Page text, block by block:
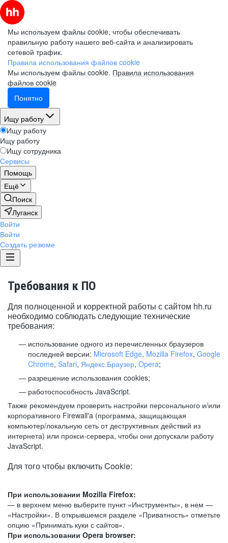
Мы используем файлы cookie, чтобы обеспечивать
правильную работу нашего веб-сайта и анализировать
сетевой трафик.
Правила использования файлов cookie
Мы используем файлы cookie. Правила использования
файлов cookie
Понятно
Ищу работу
Ищу работу
Ищу работу
Ищу сотрудника
Сервисы
Помощь
Ещё
Поиск
Луганск
Войти
Войти
Создать резюме
Требования к ПО
Для полноценной и корректной работы с сайтом hh.ru
необходимо соблюдать следующие технические
требования:
использование одного из перечисленных браузеров
последней версии: Microsoft Edge, Mozilla Firefox, Google
Chrome, Safari, Яндекс.Браузер, Opera;
разрешение использования cookies;
работоспособность JavaScript.
Также рекомендуем проверить настройки персонального и/или
корпоративного Firewall'a (программа, защищающая
компьютер/локальную сеть от деструктивных действий из
интернета) или прокси-сервера, чтобы они допускали работу
JavaScript.
Для того чтобы включить Cookie:
При использовании Mozilla Firefox:
— в верхнем меню выберите пункт «Инструменты», в нем —
«Настройки». В открывшемся разделе «Приватность» отметьте
опцию «Принимать куки с сайтов».
При использовании Opera browser: